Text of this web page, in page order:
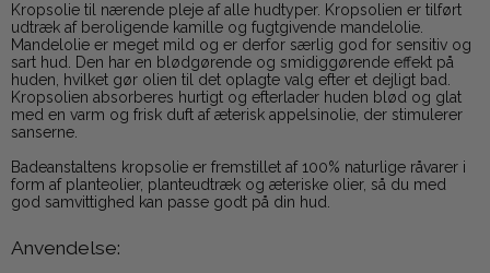
Kropsolie til nærende pleje af alle hudtyper. Kropsolien er tilført
udtræk af beroligende kamille og fugtgivende mandelolie.
Mandelolie er meget mild og er derfor særlig god for sensitiv og
sart hud. Den har en blødgørende og smidiggørende effekt på
huden, hvilket gør olien til det oplagte valg efter et dejligt bad.
Kropsolien absorberes hurtigt og efterlader huden blød og glat
med en varm og frisk duft af æterisk appelsinolie, der stimulerer
sanserne.
Badeanstaltens kropsolie er fremstillet af 100% naturlige råvarer i
form af planteolier, planteudtræk og æteriske olier, så du med
god samvittighed kan passe godt på din hud.
Anvendelse: